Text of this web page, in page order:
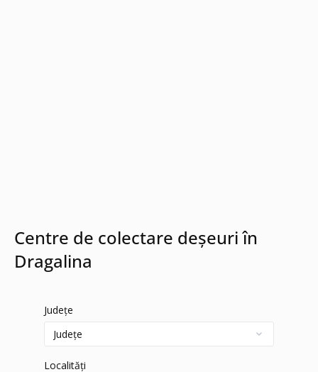
Centre de colectare deșeuri în
Dragalina
Județe
Localități